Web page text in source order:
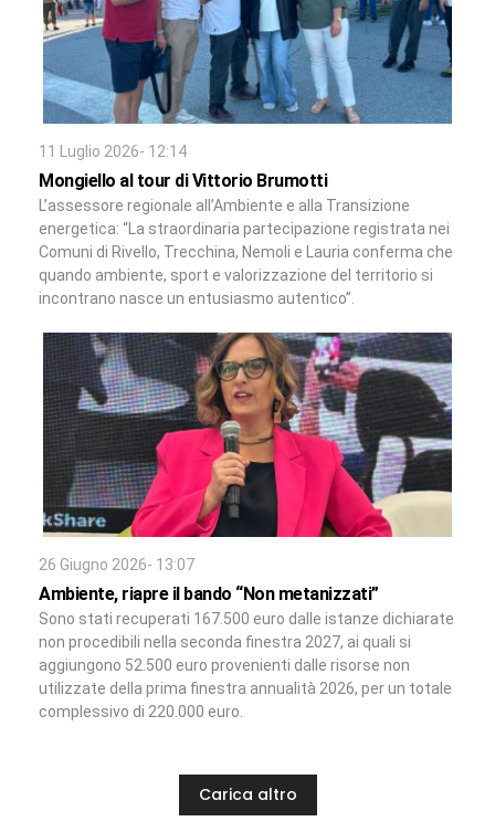
11 Luglio 2026- 12:14
Mongiello al tour di Vittorio Brumotti
L’assessore regionale all’Ambiente e alla Transizione
energetica: “La straordinaria partecipazione registrata nei
Comuni di Rivello, Trecchina, Nemoli e Lauria conferma che
quando ambiente, sport e valorizzazione del territorio si
incontrano nasce un entusiasmo autentico”.
26 Giugno 2026- 13:07
Ambiente, riapre il bando “Non metanizzati”
Sono stati recuperati 167.500 euro dalle istanze dichiarate
non procedibili nella seconda finestra 2027, ai quali si
aggiungono 52.500 euro provenienti dalle risorse non
utilizzate della prima finestra annualità 2026, per un totale
complessivo di 220.000 euro.
Carica altro